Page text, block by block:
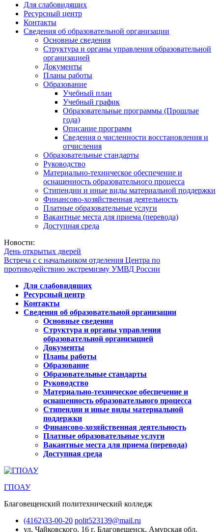
Для слабовидящих
Ресурсный центр
Контакты
Сведения об образовательной организации
Основные сведения
Структура и органы управления образовательной
организацией
Документы
Планы работы
Образование
Учебный план
Учебный график
Образовательные программы (Прошлые
года)
Описание программ
Сведения о численности восстановления и
отчисления
Образовательные стандарты
Руководство
Материально-техническое обеспечение и
оснащенность образовательного процесса
Стипендии и иные виды материальной поддержки
Финансово-хозяйственная деятельность
Платные образовательные услуги
Вакантные места для приема (перевода)
Доступная среда
Новости:
День открытых дверей
Встреча с с начальником отделения Центра по
противодействию экстремизму УМВД России
Для слабовидящих
Ресурсный центр
Контакты
Сведения об образовательной организации
Основные сведения
Структура и органы управления
образовательной организацией
Документы
Планы работы
Образование
Образовательные стандарты
Руководство
Материально-техническое обеспечение и
оснащенность образовательного процесса
Стипендии и иные виды материальной
поддержки
Финансово-хозяйственная деятельность
Платные образовательные услуги
Вакантные места для приема (перевода)
Доступная среда
ГПОАУ
Благовещенский политехнический колледж
(4162)33-00-20 polit523139@mail.ru
ул. Чайковского, 16 г. Благовещенск, Амурская обл.